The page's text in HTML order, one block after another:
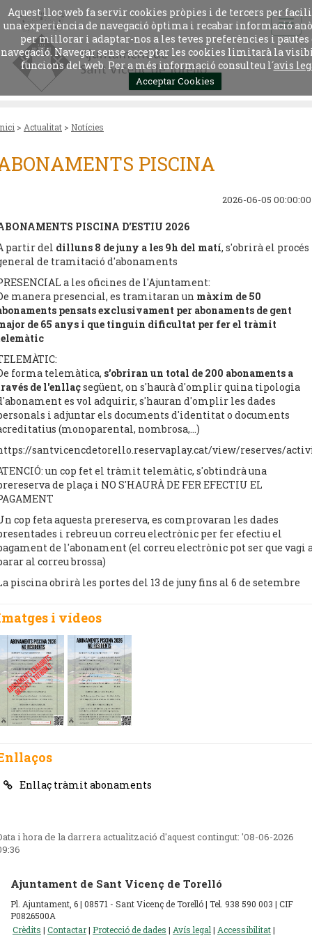
Aquest lloc web fa servir cookies pròpies i de tercers per
una experiència de navegació òptima i recabar informació
per millorar i adaptar-nos a les teves preferències i pautes
navegació. Navegar sense acceptar les cookies limitarà la
funcions del web. Per a més informació consulteu l´avis
Acceptar Cookies
> Actualitat > Notícies
PISCINA
2026-06-05 00:00:00
PISCINA D'ESTIU 2026
partir del dilluns 8 de juny a les 9h del matí, s'obrirà el procés
de tramitació d'abonaments
a les oficines de l'Ajuntament:
manera presencial, es tramitaran un màxim de 50
pensats exclusivament per abonaments de gent
de 65 anys i que tinguin dificultat per fer el tràmit
forma telemàtica, s'obriran un total de 200 abonaments a
de l'enllaçsegüent, on s'haurà d'omplir quina tipologia
es vol adquirir, s'hauran d'omplir les dades
i adjuntar els documents d'identitat o documents
(monoparental, nombrosa,...)
santvicencdetorello.reservaplay.cat/view/reserves/
un cop fet el tràmit telemàtic, s'obtindrà una
de plaça i NO S'HAURÀ DE FER EFECTIU EL
cop feta aquesta prereserva, es comprovaran les dades
i rebreu un correu electrònic per fer efectiu el
de l'abonament (el correu electrònic pot ser que vagi
al correu brossa)
piscina obrirà les portes del 13 de juny fins al 6 de setembre
i vídeos
Enllaç tràmit abonaments
i hora de la darrera actualització d'aquest contingut: '08-06-2026
Ajuntament de Sant Vicenç de Torelló
Pl. Ajuntament, 6 | 08571 - Sant Vicenç de Torelló | Tel. 938 590 003 | CIF
P0826500A
Crèdits | Contactar| Protecció de dades | Avís legal | Accessibilitat|